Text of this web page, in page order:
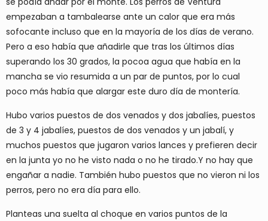
empezaban a tambalearse ante un calor que era más
sofocante incluso que en la mayoría de los días de verano.
Pero a eso había que añadirle que tras los últimos días
superando los 30 grados, la pocoa agua que había en la
mancha se vio resumida a un par de puntos, por lo cual
poco más había que alargar este duro día de montería.
Hubo varios puestos de dos venados y dos jabalíes, puestos
de 3 y 4 jabalíes, puestos de dos venados y un jabalí, y
muchos puestos que jugaron varios lances y prefieren decir
en la junta yo no he visto nada o no he tirado.Y no hay que
engañar a nadie. También hubo puestos que no vieron ni los
perros, pero no era día para ello.
Planteas una suelta al choque en varios puntos de la